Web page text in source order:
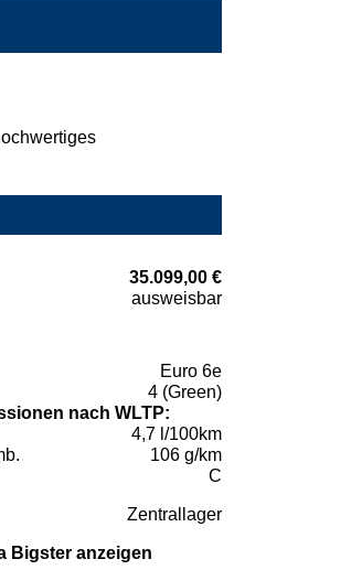
35.099,00 €
ausweisbar
Euro 6e
4 (Green)
nach WLTP:
4,7 l/100km
106 g/km
C
Zentrallager
Bigster anzeigen